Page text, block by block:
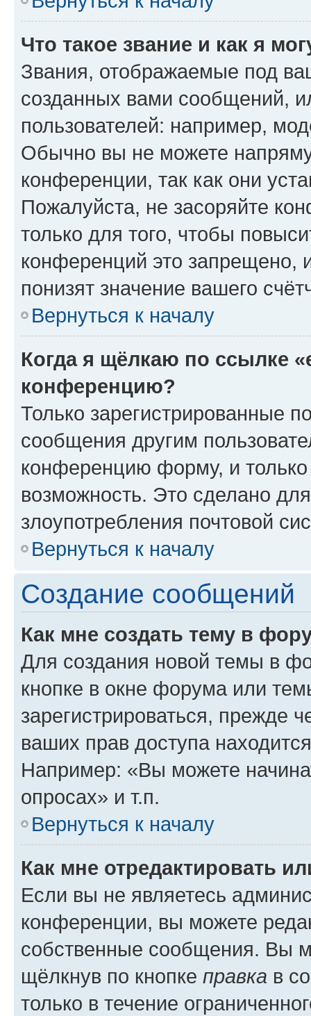
Что такое звание и как я
Звания, отображаемые под
созданных вами сообщений,
пользователей: например,
Обычно вы не можете
конференции, так как они
Пожалуйста, не засоряйте
только для того, чтобы
конференций это запрещено,
понизят значение вашего
Вернуться к началу
Когда я щёлкаю по ссылке
конференцию?
Только зарегистрированные
сообщения другим
конференцию форму, и
возможность. Это сделано
злоупотребления почтовой
Вернуться к началу
Создание сообщений
Как мне создать тему в
Для создания новой темы в
кнопке в окне форума или
зарегистрироваться, прежде
ваших прав доступа
Например: «Вы можете
опросах» и т.п.
Вернуться к началу
Как мне отредактировать
Если вы не являетесь
конференции, вы можете
собственные сообщения. Вы
щёлкнув по кнопке правка в
только в течение